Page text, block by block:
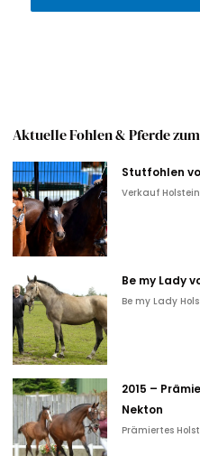
Aktuelle Fohlen & Pferde
Stutfohlen
Verkauf
Be my Lady
Be my Lady
2015 –
Nekton
Prämiertes